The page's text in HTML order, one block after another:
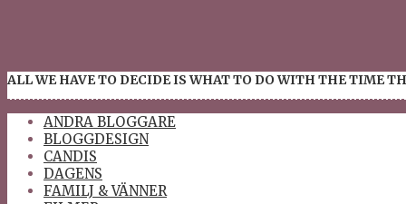
ALL WE HAVE TO DECIDE IS WHAT TO DO WITH THE TIME
ANDRA BLOGGARE
BLOGGDESIGN
CANDIS
DAGENS
FAMILJ & VÄNNER